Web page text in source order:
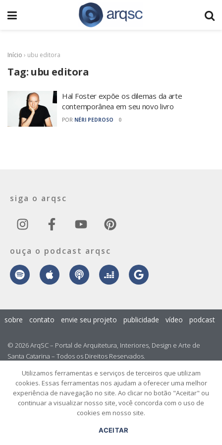
Início › ubu editora
Tag: ubu editora
Hal Foster expõe os dilemas da arte
contemporânea em seu novo livro
POR NÉRI PEDROSO 0
siga o arqsc
ouça o podcast arqsc
© 2026 ArqSC – Portal de Arquitetura, Interiores, Design e Arte de
Santa Catarina – Todos os Direitos Reservados.
sobre contato envie seu projeto publicidade vídeo podcast
Utilizamos ferramentas e serviços de terceiros que utilizam
cookies. Essas ferramentas nos ajudam a oferecer uma melhor
experiência de navegação no site. Ao clicar no botão "Aceitar" ou
continuar a visualizar nosso site, você concorda com o uso de
cookies em nosso site.
ACEITAR